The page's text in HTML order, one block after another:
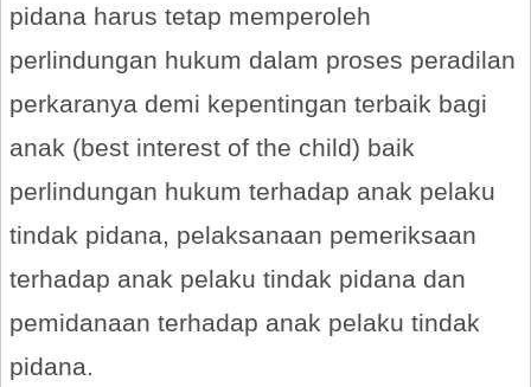
pidana harus tetap memperoleh
perlindungan hukum dalam proses peradilan
perkaranya demi kepentingan terbaik bagi
anak (best interest of the child) baik
perlindungan hukum terhadap anak pelaku
tindak pidana, pelaksanaan pemeriksaan
terhadap anak pelaku tindak pidana dan
pemidanaan terhadap anak pelaku tindak
pidana.